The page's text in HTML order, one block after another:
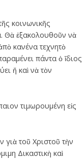
κοινωνικῆς
Θὰ ἐξακολουθοῦν νὰ
κανένα τεχνητὸ
πάντα ὁ ἴδιος
ἤ καὶ νὰ τὸν
τιμωρουμένη εἰς
τοῦ Χριστοῦ τὴν
Δικαστικὴ καὶ